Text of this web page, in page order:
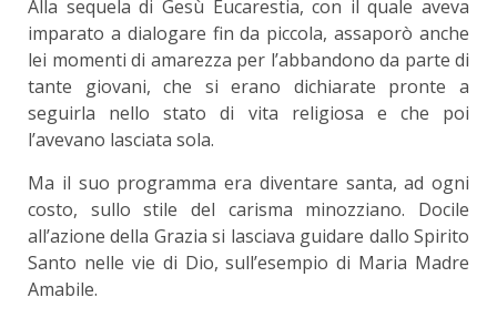
Alla sequela di Gesù Eucarestia, con il quale aveva
imparato a dialogare fin da piccola, assaporò anche
lei momenti di amarezza per l’abbandono da parte di
tante giovani, che si erano dichiarate pronte a
seguirla nello stato di vita religiosa e che poi
l’avevano lasciata sola.
Ma il suo programma era diventare santa, ad ogni
costo, sullo stile del carisma minozziano. Docile
all’azione della Grazia si lasciava guidare dallo Spirito
Santo nelle vie di Dio, sull’esempio di Maria Madre
Amabile.